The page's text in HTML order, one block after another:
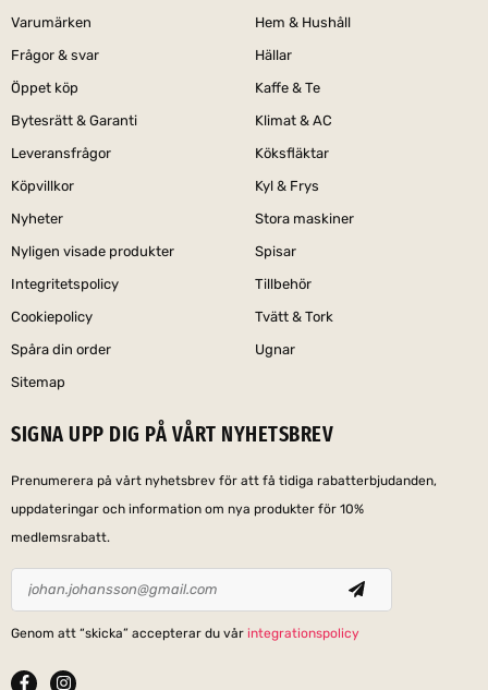
Varumärken
Frågor & svar
Öppet köp
Bytesrätt & Garanti
Leveransfrågor
Köpvillkor
Nyheter
Nyligen visade produkter
Integritetspolicy
Cookiepolicy
Spåra din order
Sitemap
Hem & Hushåll
Hällar
Kaffe & Te
Klimat & AC
Köksfläktar
Kyl & Frys
Stora maskiner
Spisar
Tillbehör
Tvätt & Tork
Ugnar
SIGNA UPP DIG PÅ VÅRT NYHETSBREV
Prenumerera på vårt nyhetsbrev för att få tidiga rabatterbjudanden,
uppdateringar och information om nya produkter för 10%
medlemsrabatt.
Genom att “skicka” accepterar du vår integrationspolicy